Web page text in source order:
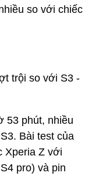
so với chiếc
53 phút, nhiều
Bài test của
Xperia Z với
pro) và pin